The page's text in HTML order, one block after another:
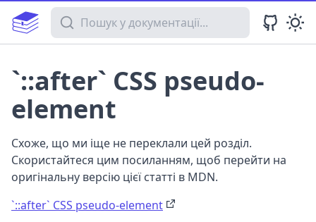
Пошук у документації
`::after` CSS pseudo-
element
Схоже, що ми іще не переклали цей розділ.
Скористайтеся цим посиланням, щоб перейти на
оригінальну версію цієї статті в MDN.
`::after` CSS pseudo-element